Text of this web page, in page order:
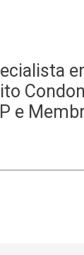
e